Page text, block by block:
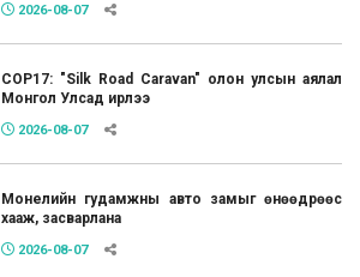
2026-08-07
COP17: "Silk Road Caravan" олон улсын аялал
Монгол Улсад ирлээ
2026-08-07
Монелийн гудамжны авто замыг өнөөдрөөс
хааж, засварлана
2026-08-07